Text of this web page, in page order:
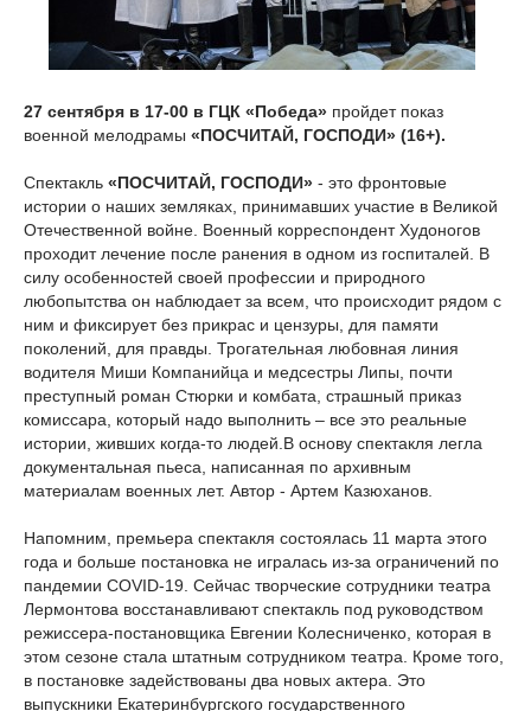
27 сентября в 17-00 в ГЦК «Победа» пройдет показ
военной мелодрамы «ПОСЧИТАЙ, ГОСПОДИ» (16+).
Спектакль «ПОСЧИТАЙ, ГОСПОДИ» - это фронтовые
истории о наших земляках, принимавших участие в Великой
Отечественной войне. Военный корреспондент Худоногов
проходит лечение после ранения в одном из госпиталей. В
силу особенностей своей профессии и природного
любопытства он наблюдает за всем, что происходит рядом с
ним и фиксирует без прикрас и цензуры, для памяти
поколений, для правды. Трогательная любовная линия
водителя Миши Компанийца и медсестры Липы, почти
преступный роман Стюрки и комбата, страшный приказ
комиссара, который надо выполнить – все это реальные
истории, живших когда-то людей.В основу спектакля легла
документальная пьеса, написанная по архивным
материалам военных лет. Автор - Артем Казюханов.
Напомним, премьера спектакля состоялась 11 марта этого
года и больше постановка не игралась из-за ограничений по
пандемии COVID-19. Сейчас творческие сотрудники театра
Лермонтова восстанавливают спектакль под руководством
режиссера-постановщика Евгении Колесниченко, которая в
этом сезоне стала штатным сотрудником театра. Кроме того,
в постановке задействованы два новых актера. Это
выпускники Екатеринбургского государственного